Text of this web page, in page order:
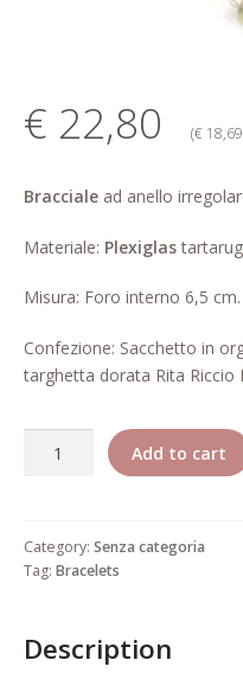
€ 22,80 (€
Braccialead anello
Materiale: Plexiglas
Misura: Foro interno 6,5 cm.
Confezione: Sacchetto in
targhetta dorata Rita Riccio
Add to cart
Category: Senza categoria
Tag: Bracelets
Description